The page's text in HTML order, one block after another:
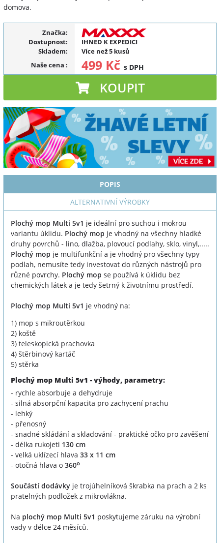
domova.
Značka:
Dostupnost:
IHNED K EXPEDICI
Skladem:
Více než 5 kusů
Naše cena : 499 Kč s DPH
KOUPIT
POPIS
ALTERNATIVNÍ VÝROBKY
Plochý mop Multi 5v1 je ideální pro suchou i mokrou
variantu úklidu. Plochý mop je vhodný na všechny hladké
druhy povrchů - lino, dlažba, plovoucí podlahy, sklo, vinyl,.....
Plochý mop je multifunkční a je vhodný pro všechny typy
podlah, nemusíte tedy investovat do různých nástrojů pro
různé povrchy. Plochý mop se používá k úklidu bez
chemických látek a je tedy šetrný k životnímu prostředí.
Plochý mop Multi 5v1 je vhodný na:
1) mop s mikroutěrkou
2) koště
3) teleskopická prachovka
4) štěrbinový kartáč
5) stěrka
Plochý mop Multi 5v1 - výhody, parametry:
- rychle absorbuje a dehydruje
- silná absorpční kapacita pro zachycení prachu
- lehký
- přenosný
- snadné skládání a skladování - praktické očko pro zavěšení
- délka rukojeti 130 cm
- velká uklízecí hlava 33 x 11 cm
- otočná hlava o 360o
Součástí dodávky je trojúhelníková škrabka na prach a 2 ks
pratelných podložek z mikrovlákna.
Na plochý mop Multi 5v1 poskytujeme záruku na výrobní
vady v délce 24 měsíců.